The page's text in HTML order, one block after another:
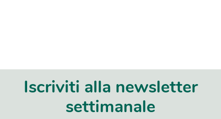
Iscriviti alla newsletter
settimanale